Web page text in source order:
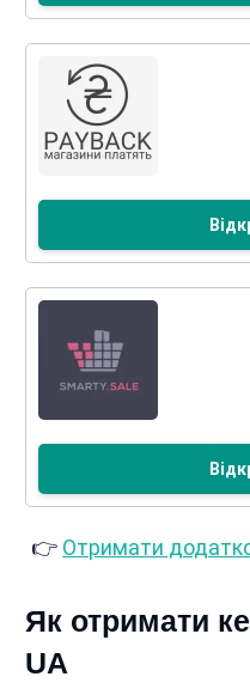
👉 Отримати
Як отримати
UA